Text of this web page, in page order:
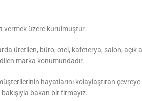
vermek üzere kurulmuştur.
üretilen, büro, otel, kafeterya, salon, açık
marka konumundadır.
hayatlarını kolaylaştıran
bakan bir firmayız.